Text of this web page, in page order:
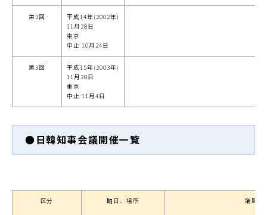
第3回
平成14年(2002年)
11月28日
東京
中止 10月24日
第3回
平成15年(2003年)
11月28日
東京
中止 11月4日
●日韓知事会議開催一覧
区分 期日、場所 議題